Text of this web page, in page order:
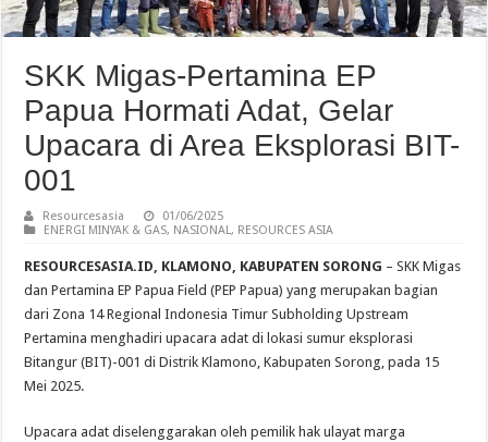
SKK Migas-Pertamina EP
Papua Hormati Adat, Gelar
Upacara di Area Eksplorasi BIT-
001
Resourcesasia
01/06/2025
ENERGI MINYAK & GAS, NASIONAL, RESOURCES ASIA
RESOURCESASIA.ID, KLAMONO, KABUPATEN SORONG – SKK Migas
dan Pertamina EP Papua Field (PEP Papua) yang merupakan bagian
dari Zona 14 Regional Indonesia Timur Subholding Upstream
Pertamina menghadiri upacara adat di lokasi sumur eksplorasi
Bitangur (BIT)-001 di Distrik Klamono, Kabupaten Sorong, pada 15
Mei 2025.
Upacara adat diselenggarakan oleh pemilik hak ulayat marga